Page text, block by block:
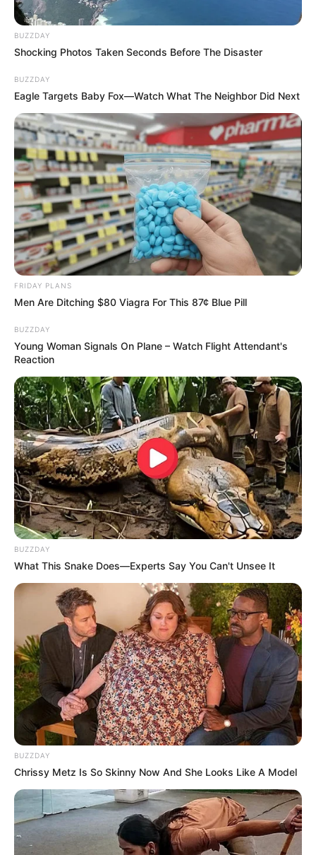
BUZZDAY
Shocking Photos Taken Seconds Before The Disaster
BUZZDAY
Eagle Targets Baby Fox—Watch What The Neighbor Did Next
FRIDAY PLANS
Men Are Ditching $80 Viagra For This 87¢ Blue Pill
BUZZDAY
Young Woman Signals On Plane – Watch Flight Attendant's
Reaction
BUZZDAY
What This Snake Does—Experts Say You Can't Unsee It
BUZZDAY
Chrissy Metz Is So Skinny Now And She Looks Like A Model